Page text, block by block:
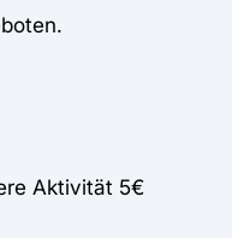
Aktivität 5€